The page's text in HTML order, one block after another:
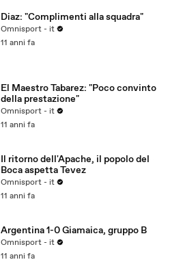
Diaz: "Complimenti alla squadra"
Omnisport - it
11 anni fa
El Maestro Tabarez: "Poco convinto
della prestazione"
Omnisport - it
11 anni fa
Il ritorno dell'Apache, il popolo del
Boca aspetta Tevez
Omnisport - it
11 anni fa
Argentina 1-0 Giamaica, gruppo B
Omnisport - it
11 anni fa